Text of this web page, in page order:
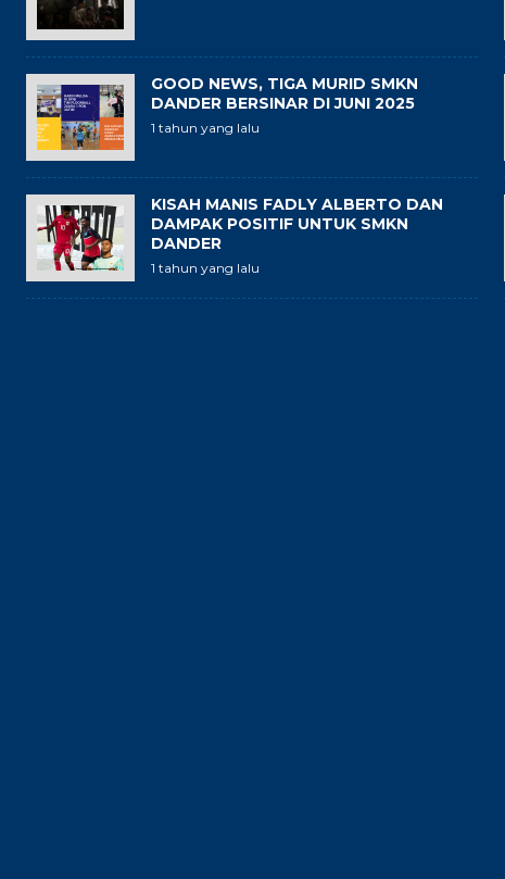
GOOD NEWS, TIGA MURID SMKN
DANDER BERSINAR DI JUNI 2025
1 tahun yang lalu
KISAH MANIS FADLY ALBERTO DAN
DAMPAK POSITIF UNTUK SMKN
DANDER
1 tahun yang lalu